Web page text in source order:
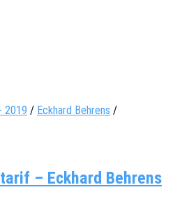
2019 / Eckhard Behrens /
– Eckhard Behrens